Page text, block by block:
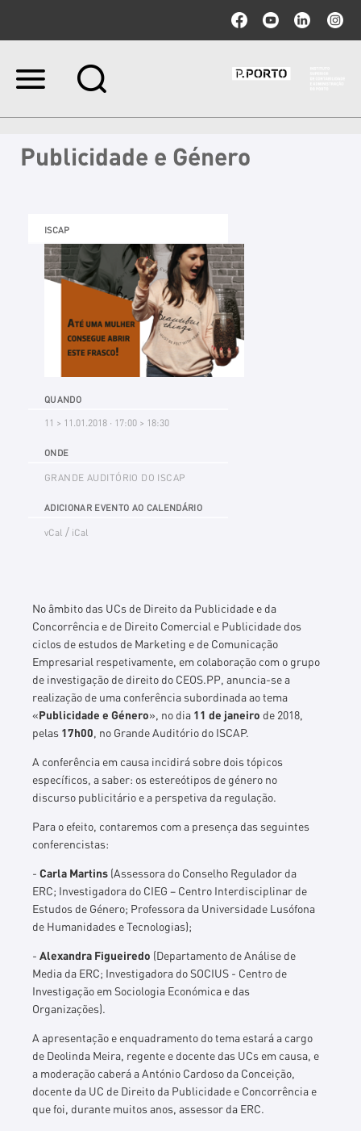
Ir
Ir
para
Publicidade e Género
ISCAP
QUANDO
11 > 11.01.2018 · 17:00 > 18:30
ONDE
GRANDE AUDITÓRIO DO ISCAP
ADICIONAR EVENTO AO CALENDÁRIO
vCal / iCal
No âmbito das UCs de Direito da Publicidade e da
Concorrência e de Direito Comercial e Publicidade dos
ciclos de estudos de Marketing e de Comunicação
Empresarial respetivamente, em colaboração com o grupo
de investigação de direito do CEOS.PP, anuncia-se a
realização de uma conferência subordinada ao tema
«Publicidade e Género», no dia 11 de janeiro de 2018,
pelas 17h00, no Grande Auditório do ISCAP.
A conferência em causa incidirá sobre dois tópicos
específicos, a saber: os estereótipos de género no
discurso publicitário e a perspetiva da regulação.
Para o efeito, contaremos com a presença das seguintes
conferencistas:
- Carla Martins (Assessora do Conselho Regulador da
ERC; Investigadora do CIEG – Centro Interdisciplinar de
Estudos de Género; Professora da Universidade Lusófona
de Humanidades e Tecnologias);
-Alexandra Figueiredo (Departamento de Análise de
Media da ERC; Investigadora do SOCIUS - Centro de
Investigação em Sociologia Económica e das
Organizações).
A apresentação e enquadramento do tema estará a cargo
de Deolinda Meira, regente e docente das UCs em causa, e
a moderação caberá a António Cardoso da Conceição,
docente da UC de Direito da Publicidade e Concorrência e
que foi, durante muitos anos, assessor da ERC.